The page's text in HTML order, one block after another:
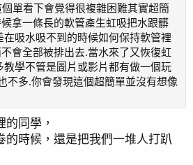
單看下會覺得很複雜困難其實超簡
拿一條長的軟管產生虹吸把水跟髒
吸水吸不到的時候如何保持軟管裡
會全部被排出去.當水來了又恢復虹
學不管是圖片或影片都有做一個玩
不多.你會發現這個超簡單並沒有想像
同學，
的時候，還是把我們一堆人打趴